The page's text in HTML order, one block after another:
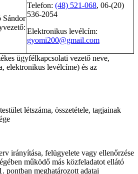
Sándor
Telefon: (48) 521-068, 06-(20)
536-2054
Elektronikus levélcím:
gyomi200@gmail.com
ügyfélkapcsolati vezető neve,
elektronikus levélcíme) és az
létszáma, összetétele, tagjainak
irányítása, felügyelete vagy ellenőrzése
működő más közfeladatot ellátó
pontban meghatározott adatai